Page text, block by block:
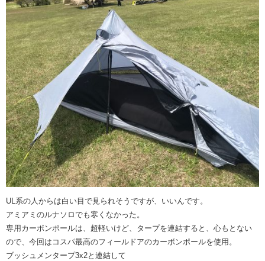
UL系の人からは白い目で見られそうですが、いいんです。
アミアミのルナソロでも寒くなかった。
専用カーボンポールは、超軽いけど、タープを連結すると、心もとない
ので、今回はコスパ最高のフィールドアのカーボンポールを使用。
ブッシュメンタープ3x2と連結して